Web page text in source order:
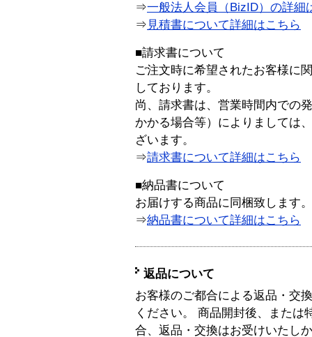
⇒一般法人会員（BizID）の詳細
⇒ 見積書について詳細はこちら
■請求書について
ご注文時に希望されたお客様に
しております。
尚、請求書は、営業時間内での
かかる場合等）によりましては
ざいます。
⇒請求書について詳細はこちら
■納品書について
お届けする商品に同梱致します。
⇒納品書について詳細はこちら
返品について
お客様のご都合による返品・交
ください。 商品開封後、または
合、返品・交換はお受けいたし